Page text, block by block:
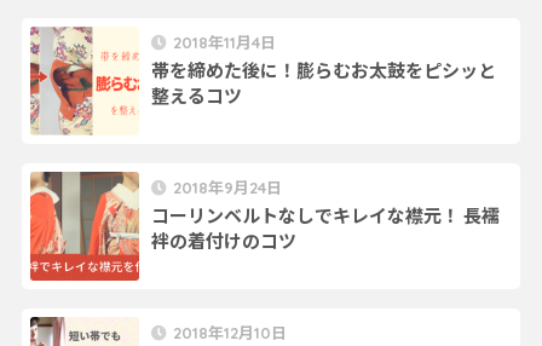
2018年11月4日
帯を締めた後に！膨らむお太鼓をピシッと
整えるコツ
2018年9月24日
コーリンベルトなしでキレイな襟元！ 長襦
袢の着付けのコツ
2018年12月10日